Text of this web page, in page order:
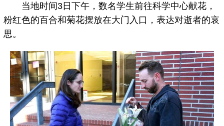
当地时间3日下午，数名学生前往科学中心献花，
粉红色的百合和菊花摆放在大门入口，表达对逝者的哀
思。